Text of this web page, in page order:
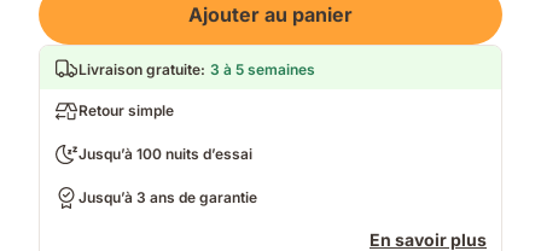
Ajouter au panier
Livraison gratuite: 3 à 5 semaines
Retour simple
Jusqu’à 100 nuits d’essai
Jusqu’à 3 ans de garantie
En savoir plus